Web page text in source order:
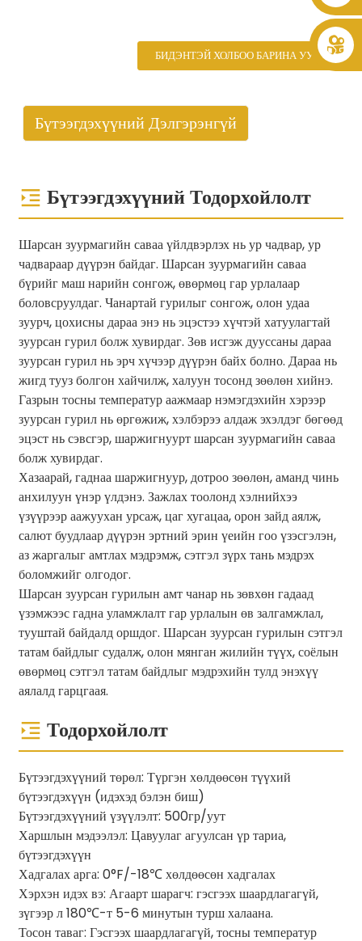
БИДЭНТЭЙ ХОЛБОО БАРИНА УУ
Бүтээгдэхүүний Дэлгэрэнгүй
Бүтээгдэхүүний Тодорхойлолт
Шарсан зуурмагийн саваа үйлдвэрлэх нь ур чадвар, ур
чадвараар дүүрэн байдаг. Шарсан зуурмагийн саваа
бүрийг маш нарийн сонгож, өвөрмөц гар урлалаар
боловсруулдаг. Чанартай гурилыг сонгож, олон удаа
зуурч, цохисны дараа энэ нь эцэстээ хүчтэй хатуулагтай
зуурсан гурил болж хувирдаг. Зөв исгэж дууссаны дараа
зуурсан гурил нь эрч хүчээр дүүрэн байх болно. Дараа нь
жигд тууз болгон хайчилж, халуун тосонд зөөлөн хийнэ.
Газрын тосны температур аажмаар нэмэгдэхийн хэрээр
зуурсан гурил нь өргөжиж, хэлбэрээ алдаж эхэлдэг бөгөөд
эцэст нь сэвсгэр, шаржигнуурт шарсан зуурмагийн саваа
болж хувирдаг.
Хазаарай, гаднаа шаржигнуур, дотроо зөөлөн, аманд чинь
анхилуун үнэр үлдэнэ. Зажлах тоолонд хэлнийхээ
үзүүрээр аажуухан урсаж, цаг хугацаа, орон зайд аялж,
салют буудлаар дүүрэн эртний эрин үеийн гоо үзэсгэлэн,
аз жаргалыг амтлах мэдрэмж, сэтгэл зүрх тань мэдрэх
боломжийг олгодог.
Шарсан зуурсан гурилын амт чанар нь зөвхөн гадаад
үзэмжээс гадна уламжлалт гар урлалын өв залгамжлал,
тууштай байдалд оршдог. Шарсан зуурсан гурилын сэтгэл
татам байдлыг судалж, олон мянган жилийн түүх, соёлын
өвөрмөц сэтгэл татам байдлыг мэдрэхийн тулд энэхүү
аялалд гарцгаая.
Тодорхойлолт
Бүтээгдэхүүний төрөл: Түргэн хөлдөөсөн түүхий
бүтээгдэхүүн (идэхэд бэлэн биш)
Бүтээгдэхүүний үзүүлэлт: 500гр/уут
Харшлын мэдээлэл: Цавуулаг агуулсан үр тариа,
бүтээгдэхүүн
Хадгалах арга: 0°F/-18℃ хөлдөөсөн хадгалах
Хэрхэн идэх вэ: Агаарт шарагч: гэсгээх шаардлагагүй,
зүгээр л 180℃-т 5-6 минутын турш халаана.
Тосон таваг: Гэсгээх шаардлагагүй, тосны температур